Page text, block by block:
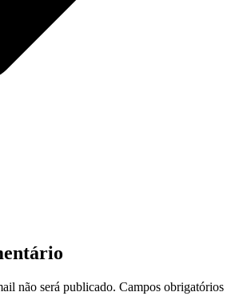
não será publicado. Campos obrigatórios